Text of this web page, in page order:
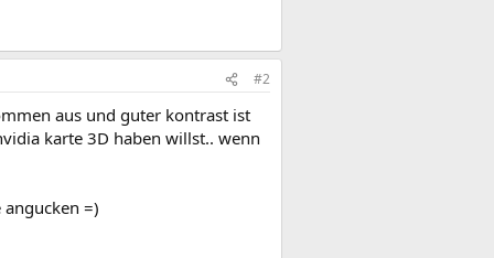
#2
aus und guter kontrast ist
karte 3D haben willst.. wenn
=)